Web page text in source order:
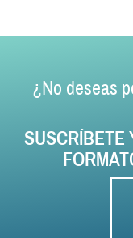
¿No deseas
SUSCRÍBETE